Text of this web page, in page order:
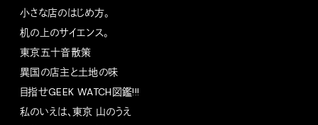
小さな店のはじめ方。
机の上のサイエンス。
東京五十音散策
異国の店主と土地の味
目指せGEEK WATCH図鑑!!!
私のいえは、東京 山のうえ